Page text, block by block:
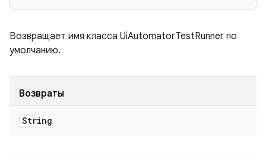
Возвращает имя класса UiAutomatorTestRunner по
умолчанию.
Возвраты
String